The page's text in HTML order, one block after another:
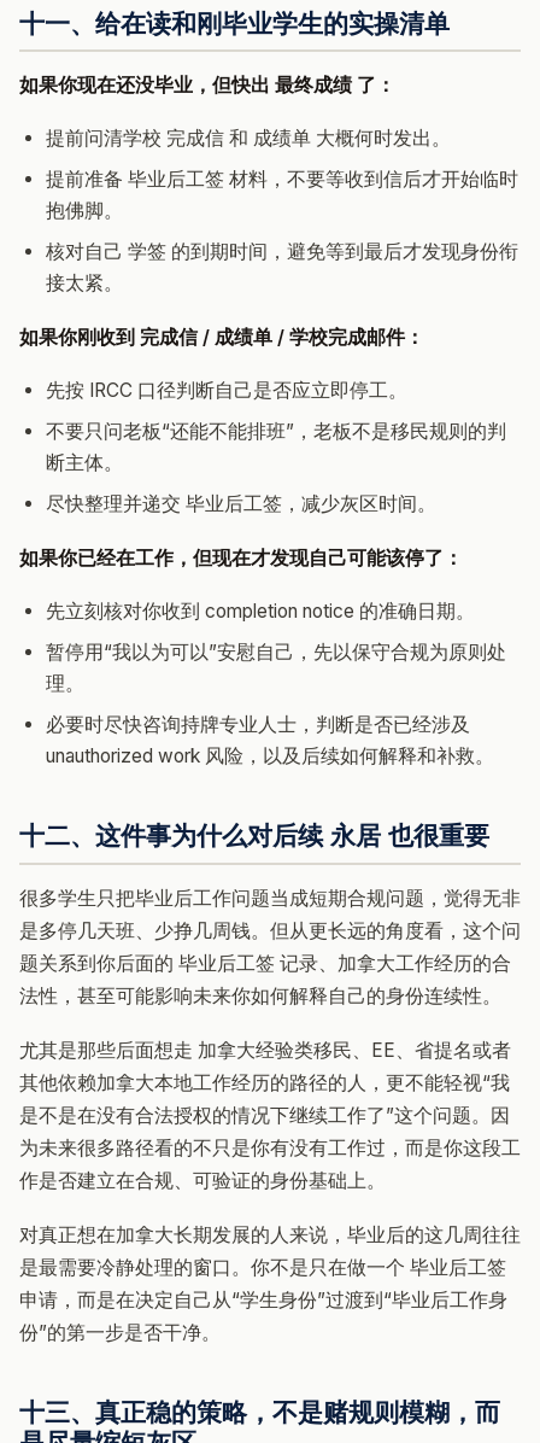
十一、给在读和刚毕业学生的实操清单
如果你现在还没毕业，但快出 最终成绩 了：
提前问清学校 完成信 和 成绩单 大概何时发出。
提前准备 毕业后工签 材料，不要等收到信后才开始临时
抱佛脚。
核对自己 学签 的到期时间，避免等到最后才发现身份衔
接太紧。
如果你刚收到 完成信 / 成绩单 / 学校完成邮件：
先按 IRCC 口径判断自己是否应立即停工。
不要只问老板“还能不能排班”，老板不是移民规则的判
断主体。
尽快整理并递交 毕业后工签，减少灰区时间。
如果你已经在工作，但现在才发现自己可能该停了：
先立刻核对你收到 completion notice 的准确日期。
暂停用“我以为可以”安慰自己，先以保守合规为原则处
理。
必要时尽快咨询持牌专业人士，判断是否已经涉及
unauthorized work 风险，以及后续如何解释和补救。
十二、这件事为什么对后续 永居 也很重要
很多学生只把毕业后工作问题当成短期合规问题，觉得无非
是多停几天班、少挣几周钱。但从更长远的角度看，这个问
题关系到你后面的 毕业后工签 记录、加拿大工作经历的合
法性，甚至可能影响未来你如何解释自己的身份连续性。
尤其是那些后面想走 加拿大经验类移民、EE、省提名或者
其他依赖加拿大本地工作经历的路径的人，更不能轻视“我
是不是在没有合法授权的情况下继续工作了”这个问题。因
为未来很多路径看的不只是你有没有工作过，而是你这段工
作是否建立在合规、可验证的身份基础上。
对真正想在加拿大长期发展的人来说，毕业后的这几周往往
是最需要冷静处理的窗口。你不是只在做一个 毕业后工签
申请，而是在决定自己从“学生身份”过渡到“毕业后工作身
份”的第一步是否干净。
十三、真正稳的策略，不是赌规则模糊，而